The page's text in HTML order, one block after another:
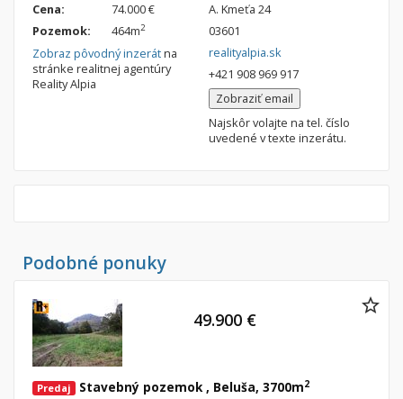
Cena:
74.000 €
Pozemok:
464m2
Zobraz pôvodný inzerátna
stránke realitnej agentúry
Reality Alpia
A. Kmeťa 24
03601
realityalpia.sk
+421 908 969 917
Zobraziť email
Najskôr volajte na tel. číslo
uvedené v texte inzerátu.
Podobné ponuky
Predaj Stavebný pozemok , Beluša, 3700m2
49.900 €